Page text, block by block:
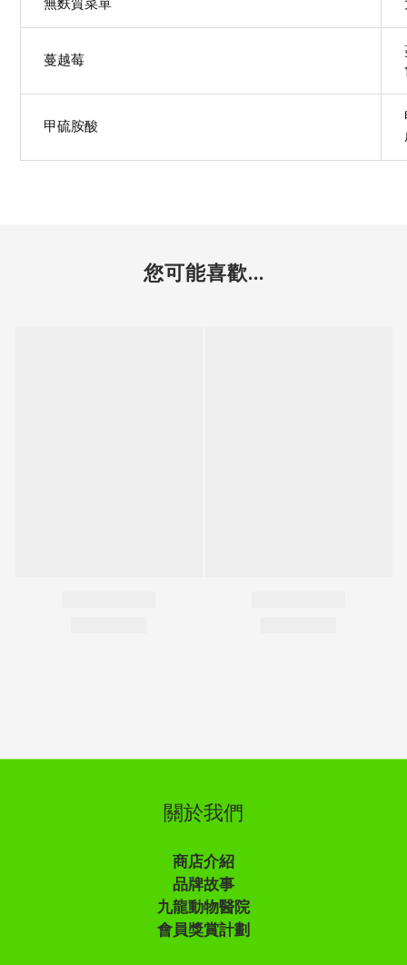
蔓越莓
甲硫胺酸
您可能喜歡...
關於我們
商店介紹
品牌故事
九龍動物醫院
會員獎賞計劃